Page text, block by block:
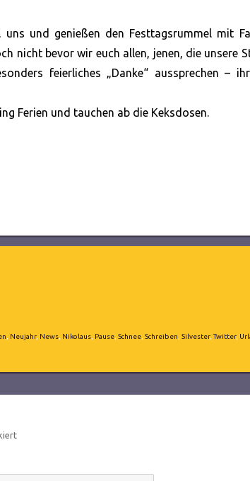
und genießen den Festtagsrummel mit
nicht bevor wir euch allen, jenen, die unsere
feierliches „Danke“ aussprechen –
Ferien und tauchen ab die Keksdosen.
Neujahr, News Nikolaus Pause Schnee Schreiben Silvester,Twitter,